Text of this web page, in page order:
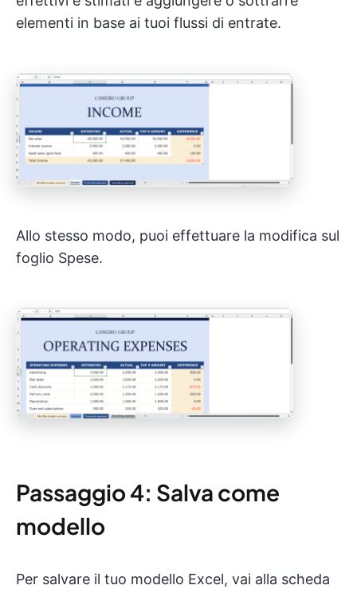
elementi in base ai tuoi flussi di entrate.
Allo stesso modo, puoi effettuare la modifica sul
foglio Spese.
Passaggio 4: Salva come
modello
Per salvare il tuo modello Excel, vai alla scheda